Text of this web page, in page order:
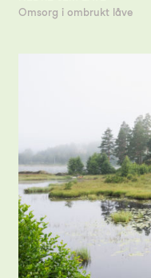
Omsorg i ombrukt låve